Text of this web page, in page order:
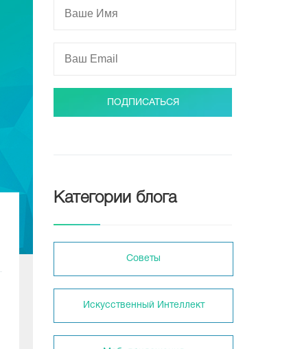
ПОДПИСАТЬСЯ
Категории блога
Советы
Искусственный Интеллект